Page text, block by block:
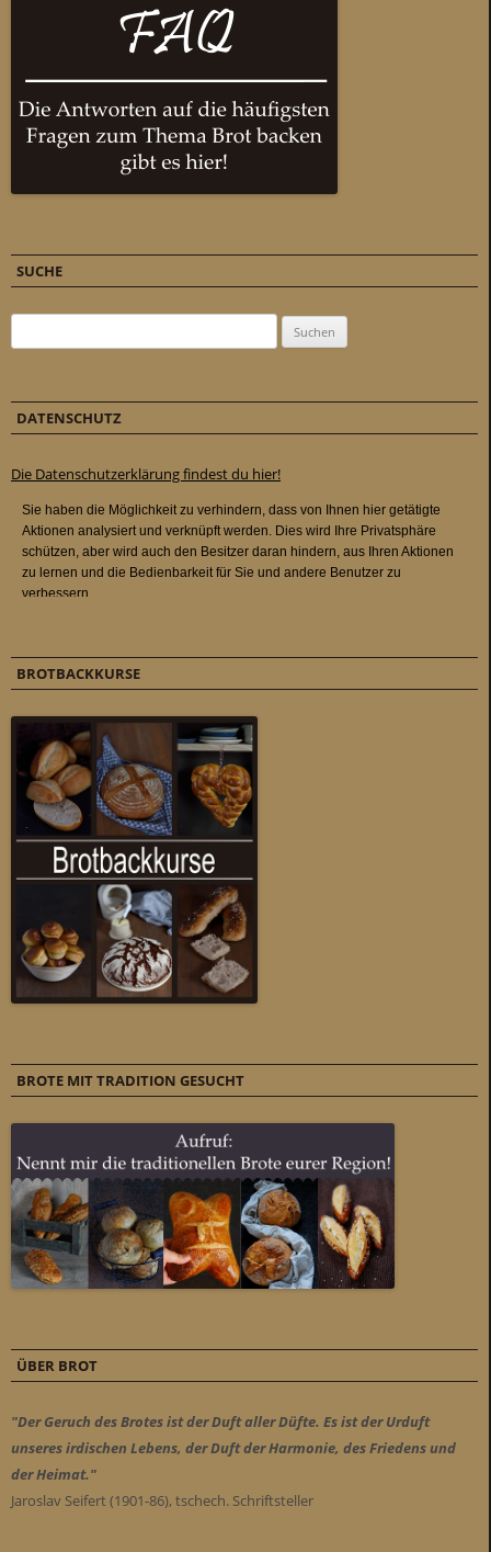
SUCHE
DATENSCHUTZ
Die Datenschutzerklärung findest du hier!
BROTBACKKURSE
BROTE MIT TRADITION GESUCHT
ÜBER BROT
"Der Geruch des Brotes ist der Duft aller Düfte. Es ist der Urduft
unseres irdischen Lebens, der Duft der Harmonie, des Friedens und
der Heimat."
Jaroslav Seifert (1901-86), tschech. Schriftsteller